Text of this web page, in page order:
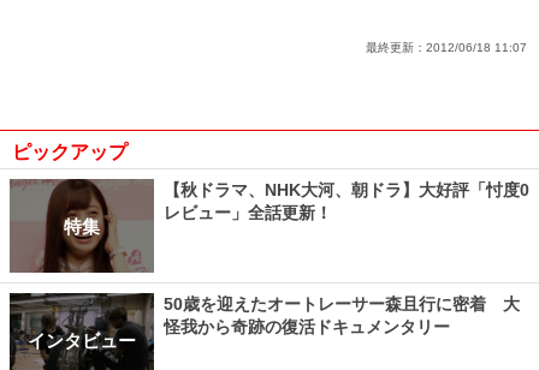
最終更新： 2012/06/18 11:07
ピックアップ
特集
【秋ドラマ、NHK大河、朝ドラ】大好評「忖度0
レビュー」全話更新！
インタビュー
50歳を迎えたオートレーサー森且行に密着 大
怪我から奇跡の復活ドキュメンタリー